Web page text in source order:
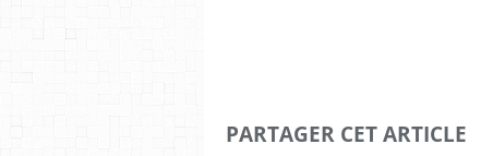
PARTAGER CET ARTICLE